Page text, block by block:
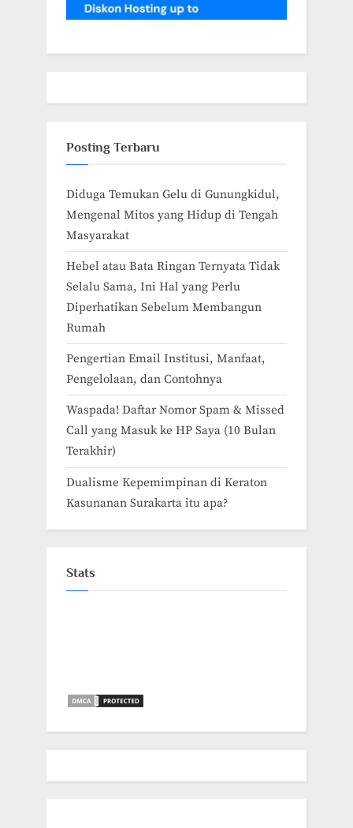
Posting Terbaru
Diduga Temukan Gelu di Gunungkidul,
Mengenal Mitos yang Hidup di Tengah
Masyarakat
Hebel atau Bata Ringan Ternyata Tidak
Selalu Sama, Ini Hal yang Perlu
Diperhatikan Sebelum Membangun
Rumah
Pengertian Email Institusi, Manfaat,
Pengelolaan, dan Contohnya
Waspada! Daftar Nomor Spam & Missed
Call yang Masuk ke HP Saya (10 Bulan
Terakhir)
Dualisme Kepemimpinan di Keraton
Kasunanan Surakarta itu apa?
Stats